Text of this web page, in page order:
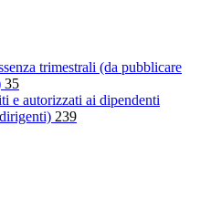
trimestrali (da pubblicare
35
e autorizzati ai dipendenti
239